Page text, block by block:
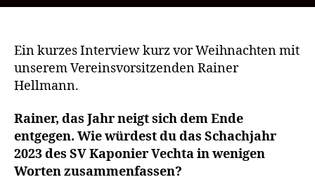
weiter
nach
Ein kurzes Interview kurz vor Weihnachten mit
unserem Vereinsvorsitzenden Rainer
Hellmann.
Rainer, das Jahr neigt sich dem Ende
entgegen. Wie würdest du das Schachjahr
2023 des SV Kaponier Vechta in wenigen
Worten zusammenfassen?